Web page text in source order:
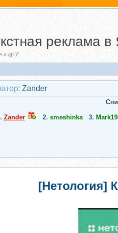
реклама
и др.)"
Zander
Zander 2. smeshinka 3.
[Нетология]